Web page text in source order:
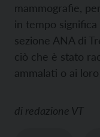
mammografie,
in tempo significa
sezione ANA di
ciò che è stato
ammalati o ai loro
di redazione VT